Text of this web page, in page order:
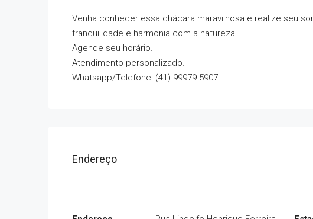
Venha conhecer essa chácara maravilhosa e realize seu
tranquilidade e harmonia com a natureza.
Agende seu horário.
Atendimento personalizado.
Whatsapp/Telefone: (41) 99979-5907
Endereço